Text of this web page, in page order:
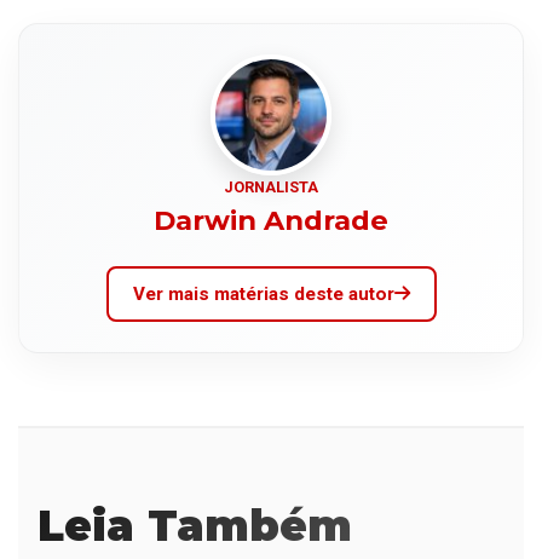
JORNALISTA
Darwin Andrade
Ver mais matérias deste autor
Leia Também